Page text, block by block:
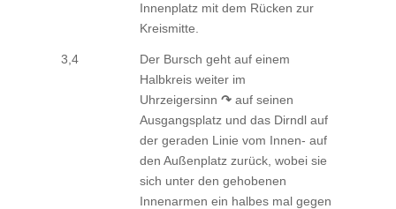
Innenplatz mit dem Rücken zur
Kreismitte.
3,4
Der Bursch geht auf einem
Halbkreis weiter im
Uhrzeigersinn ↷auf seinen
Ausgangsplatz und das Dirndl auf
der geraden Linie vom Innen- auf
den Außenplatz zurück, wobei sie
sich unter den gehobenen
Innenarmen ein halbes mal gegen